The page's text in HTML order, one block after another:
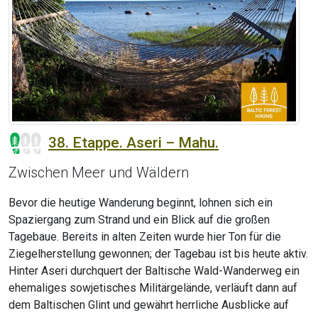
38. Etappe. Aseri – Mahu.
Zwischen Meer und Wäldern
Bevor die heutige Wanderung beginnt, lohnen sich ein
Spaziergang zum Strand und ein Blick auf die großen
Tagebaue. Bereits in alten Zeiten wurde hier Ton für die
Ziegelherstellung gewonnen; der Tagebau ist bis heute aktiv.
Hinter Aseri durchquert der Baltische Wald-Wanderweg ein
ehemaliges sowjetisches Militärgelände, verläuft dann auf
dem Baltischen Glint und gewährt herrliche Ausblicke auf